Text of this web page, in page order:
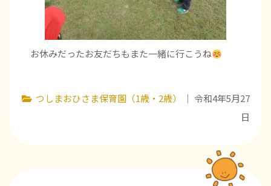
お休みだったお友だちもまた一緒に行こうね
つしまおひさま保育園（1歳・2歳）
｜ 令和4年5月27
日